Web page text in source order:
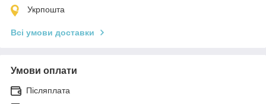
Укрпошта
Всі умови доставки
Умови оплати
Післяплата